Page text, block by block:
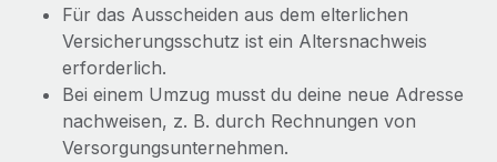
Für das Ausscheiden aus dem elterlichen
Versicherungsschutz ist ein Altersnachweis
erforderlich.
Bei einem Umzug musst du deine neue Adresse
nachweisen, z. B. durch Rechnungen von
Versorgungsunternehmen.